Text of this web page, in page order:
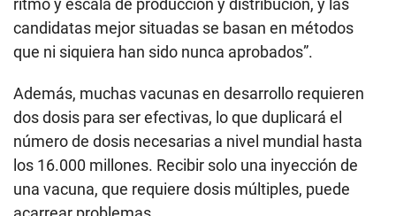
ritmo y escala de producción y distribución, y las
candidatas mejor situadas se basan en métodos
que ni siquiera han sido nunca aprobados”.
Además, muchas vacunas en desarrollo requieren
dos dosis para ser efectivas, lo que duplicará el
número de dosis necesarias a nivel mundial hasta
los 16.000 millones. Recibir solo una inyección de
una vacuna, que requiere dosis múltiples, puede